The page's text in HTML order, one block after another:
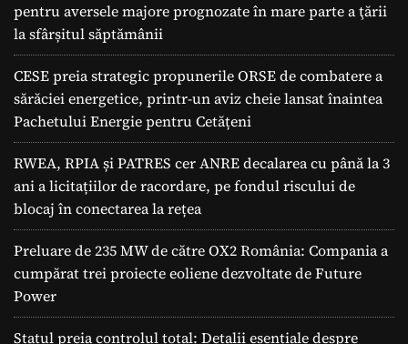
pentru aversele majore prognozate în mare parte a ţării
la sfârșitul săptămânii
CESE preia strategic propunerile ORSE de combatere a
sărăciei energetice, printr-un aviz cheie lansat înaintea
Pachetului Energie pentru Cetățeni
RWEA, RPIA și PATRES cer ANRE decalarea cu până la 3
ani a licitațiilor de racordare, pe fondul riscului de
blocaj în conectarea la rețea
Preluare de 235 MW de către OX2 România: Compania a
cumpărat trei proiecte eoliene dezvoltate de Future
Power
Statul preia controlul total: Detalii esențiale despre